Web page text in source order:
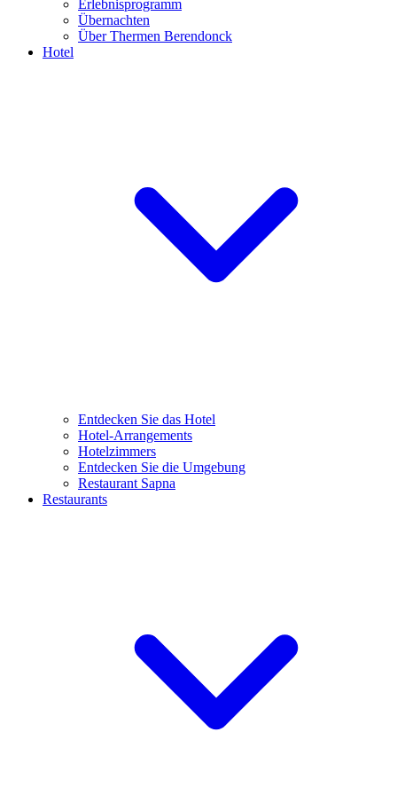
Erlebnisprogramm
Übernachten
Über Thermen Berendonck
Hotel
Entdecken Sie das Hotel
Hotel-Arrangements
Hotelzimmers
Entdecken Sie die Umgebung
Restaurant Sapna
Restaurants